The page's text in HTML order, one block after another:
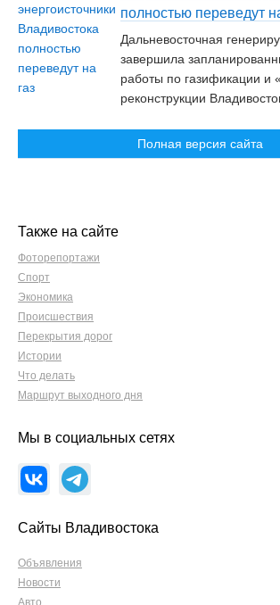
полностью переведут
Дальневосточная
завершила
работы по газификации и
реконструкции
Полная версия сайта
Также на сайте
Фоторепортажи
Спорт
Экономика
Происшествия
Перекрытия дорог
Истории
Что делать
Маршрут выходного дня
Мы в социальных сетях
Сайты Владивостока
Объявления
Новости